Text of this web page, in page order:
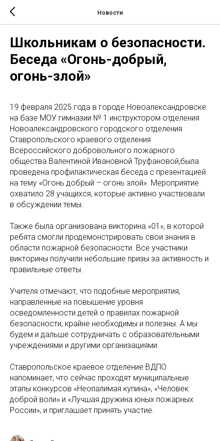
Новости
Школьникам о безопасности.
Беседа «Огонь-добрый,
огонь-злой»
19 февраля 2025 года в городе Новоалександровске
на базе МОУ гимназии № 1 инструктором отделения
Новоалександровского городского отделения
Ставропольского краевого отделения
Всероссийского добровольного пожарного
общества Валентиной Ивановной Труфановой,была
проведена профилактическая беседа с презентацией
на тему «Огонь добрый – огонь злой». Мероприятие
охватило 28 учащихся, которые активно участвовали
в обсуждении темы.
Также была организована викторина «01», в которой
ребята смогли продемонстрировать свои знания в
области пожарной безопасности. Все участники
викторины получили небольшие призы за активность и
правильные ответы.
Учителя отмечают, что подобные мероприятия,
направленные на повышение уровня
осведомленности детей о правилах пожарной
безопасности, крайне необходимы и полезны. А мы
будем и дальше сотрудничать с образовательными
учреждениями и другими организациями.
Ставропольское краевое отделение ВДПО
напоминает, что сейчас проходят муниципальные
этапы конкурсов «Неопалимая купина», «Человек
доброй воли» и «Лучшая дружина юных пожарных
России», и приглашает принять участие.